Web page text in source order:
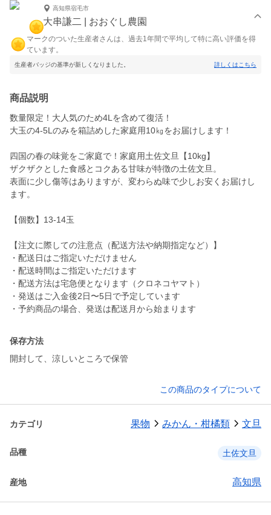
高知県宿毛市
大串謙二 | おおぐし農園
マークのついた生産者さんは、過去1年間で平均して特に高い評価を得
ています。
生産者バッジの基準が新しくなりました。 詳しくはこちら
商品説明
数量限定！大人気のため4Lを含めて復活！
大玉の4-5Lのみを箱詰めした家庭用10㎏をお届けします！
四国の春の味覚をご家庭で！家庭用土佐文旦【10kg】
ザクザクとした食感とコクある甘味が特徴の土佐文旦。
表面に少し傷等はありますが、変わらぬ味で少しお安くお届けし
ます。
【個数】13-14玉
【注文に際しての注意点（配送方法や納期指定など）】
・配送日はご指定いただけません
・配送時間はご指定いただけます
・配送方法は宅急便となります（クロネコヤマト）
・発送はご入金後2日〜5日で予定しています
・予約商品の場合、発送は配送月から始まります
保存方法
開封して、涼しいところで保管
この商品のタイプについて
カテゴリ 果物 みかん・柑橘類 文旦
品種 土佐文旦
産地 高知県